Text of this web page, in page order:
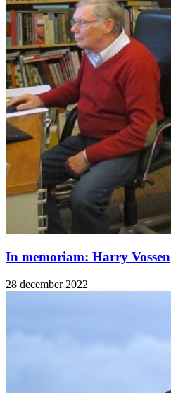
In memoriam: Harry Vossen
28 december 2022